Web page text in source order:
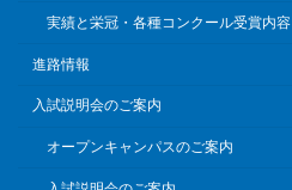
実績と栄冠・各種コンクール受賞内容
進路情報
入試説明会のご案内
オープンキャンパスのご案内